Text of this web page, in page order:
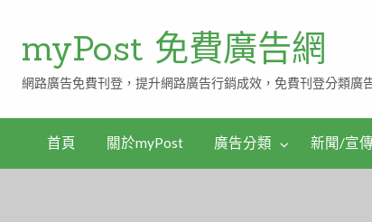
myPost 免費廣告網
網路廣告免費刊登，提升網路廣告行銷成效，免費刊登分類廣
首頁 關於myPost 廣告分類 新聞/宣傳